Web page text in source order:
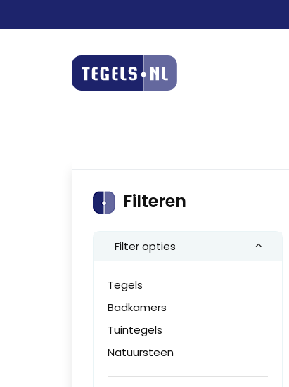
Filteren
Filter opties
Tegels
Badkamers
Tuintegels
Natuursteen